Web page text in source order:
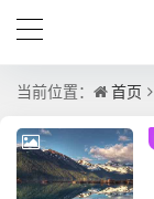
当前位置： 首页